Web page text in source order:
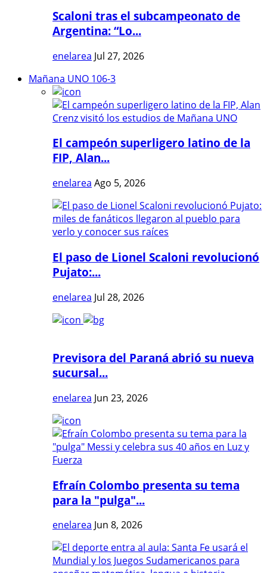
Scaloni tras el subcampeonato de
Argentina: “Lo...
enelarea Jul 27, 2026
Mañana UNO 106-3
El campeón superligero latino de la
FIP, Alan...
enelarea Ago 5, 2026
El paso de Lionel Scaloni revolucionó
Pujato:...
enelarea Jul 28, 2026
Previsora del Paraná abrió su nueva
sucursal...
enelarea Jun 23, 2026
Efraín Colombo presenta su tema
para la "pulga"...
enelarea Jun 8, 2026